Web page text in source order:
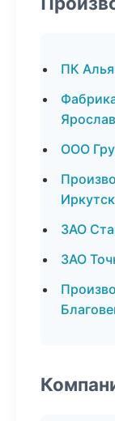
ПК
ООО
Иркутск
ЗАО
ЗАО